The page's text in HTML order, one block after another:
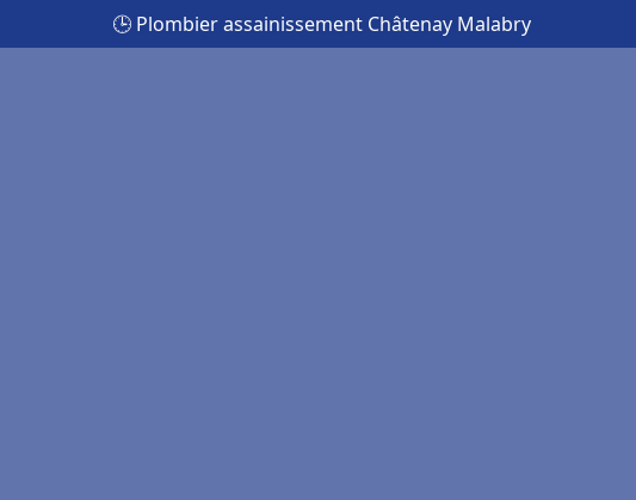
🕒 Plombier assainissement Châtenay Malabry